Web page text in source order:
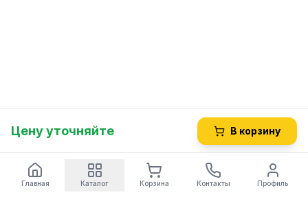
Цену уточняйте В корзину
Главная Каталог Корзина Контакты Профиль